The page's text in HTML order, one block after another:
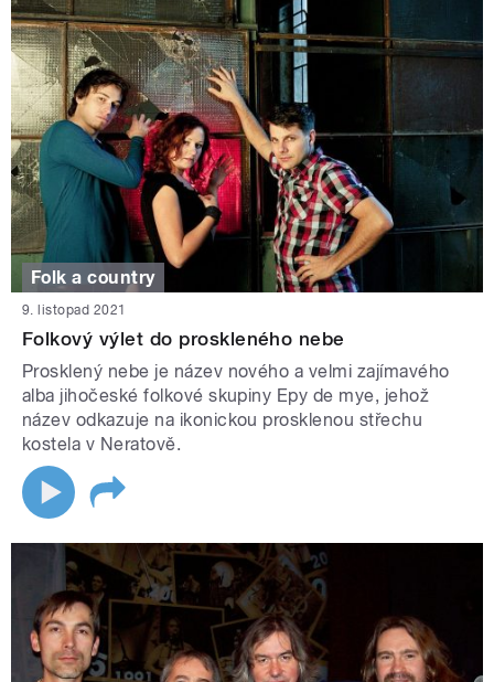
Folk a country
9. listopad 2021
Folkový výlet do proskleného nebe
Prosklený nebe je název nového a velmi zajímavého
alba jihočeské folkové skupiny Epy de mye, jehož
název odkazuje na ikonickou prosklenou střechu
kostela v Neratově.